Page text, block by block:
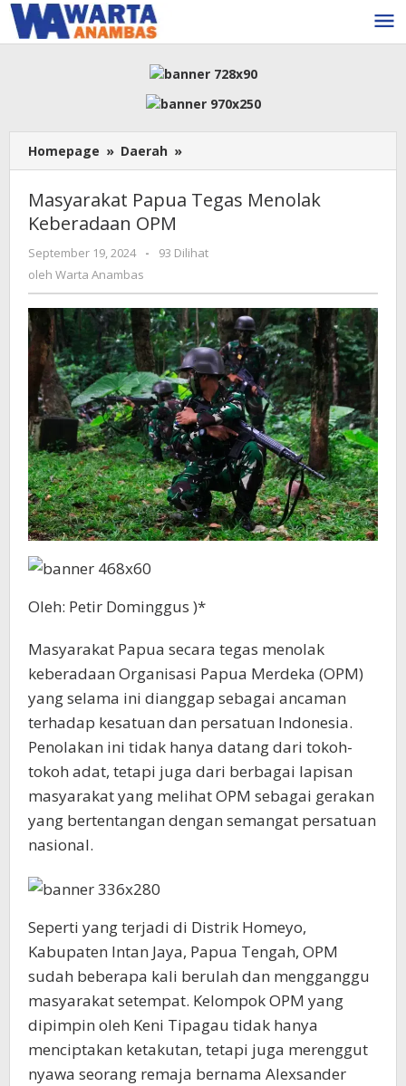
Lewati
ke
konten
Homepage » Daerah »
Papua
Menolak
OPM
Masyarakat Papua Tegas Menolak
Keberadaan OPM
September 19, 2024
oleh
-
93 Dilihat
oleh Warta Anambas
Oleh: Petir Dominggus )*
Masyarakat Papua secara tegas menolak
keberadaan Organisasi Papua Merdeka (OPM)
yang selama ini dianggap sebagai ancaman
terhadap kesatuan dan persatuan Indonesia.
Penolakan ini tidak hanya datang dari tokoh-
tokoh adat, tetapi juga dari berbagai lapisan
masyarakat yang melihat OPM sebagai gerakan
yang bertentangan dengan semangat persatuan
nasional.
Seperti yang terjadi di Distrik Homeyo,
Kabupaten Intan Jaya, Papua Tengah, OPM
sudah beberapa kali berulah dan mengganggu
masyarakat setempat. Kelompok OPM yang
dipimpin oleh Keni Tipagau tidak hanya
menciptakan ketakutan, tetapi juga merenggut
nyawa seorang remaja bernama Alexsander